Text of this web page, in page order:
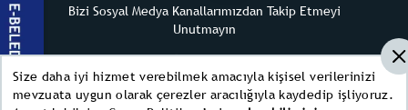
Bizi Sosyal Medya Kanallarımızdan Takip Etmeyi
Unutmayın
Size daha iyi hizmet verebilmek amacıyla kişisel verilerinizi
mevzuata uygun olarak çerezler aracılığıyla kaydedip işliyoruz.